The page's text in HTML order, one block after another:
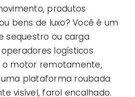
produtos
bens de luxo? Você é um
sequestro ou carga
logísticos
o motor remotamente,
plataforma roubada
visível, farol encalhado.